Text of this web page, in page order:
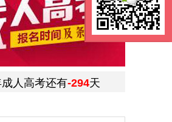
人高考还有-294天